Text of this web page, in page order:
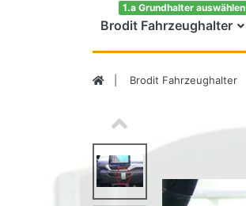
Brodit Fahrzeughalter
1.a Grundhalter auswählen
Brodit Fahrzeughalter